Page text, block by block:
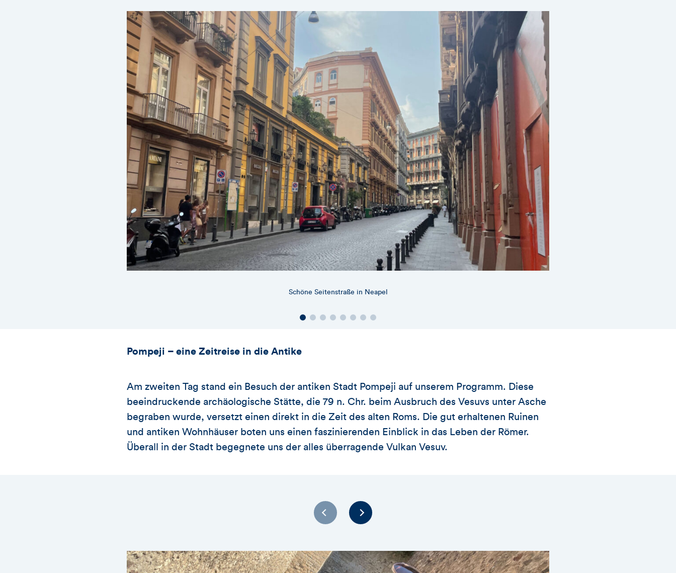
Schöne Seitenstraße in Neapel
Pompeji – eine Zeitreise in die Antike
Am zweiten Tag stand ein Besuch der antiken Stadt Pompeji auf unserem Programm. Diese
beeindruckende archäologische Stätte, die 79 n. Chr. beim Ausbruch des Vesuvs unter Asche
begraben wurde, versetzt einen direkt in die Zeit des alten Roms. Die gut erhaltenen Ruinen
und antiken Wohnhäuser boten uns einen faszinierenden Einblick in das Leben der Römer.
Überall in der Stadt begegnete uns der alles überragende Vulkan Vesuv.